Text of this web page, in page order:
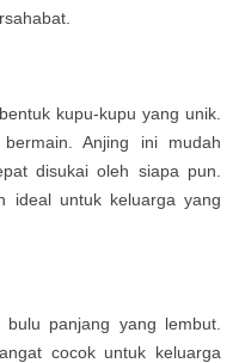
kupu-kupu yang unik.
Anjing ini mudah
disukai oleh siapa pun.
ideal untuk keluarga yang
panjang yang lembut.
cocok untuk keluarga